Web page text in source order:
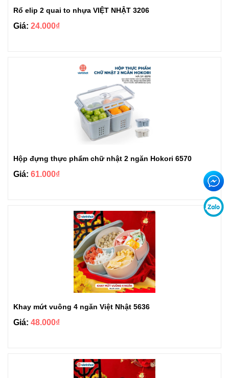
Rổ elip 2 quai to nhựa VIỆT NHẬT 3206
Giá: 24.000₫
Hộp đựng thực phẩm chữ nhật 2 ngăn Hokori 6570
Giá: 61.000₫
Khay mứt vuông 4 ngăn Việt Nhật 5636
Giá: 48.000₫